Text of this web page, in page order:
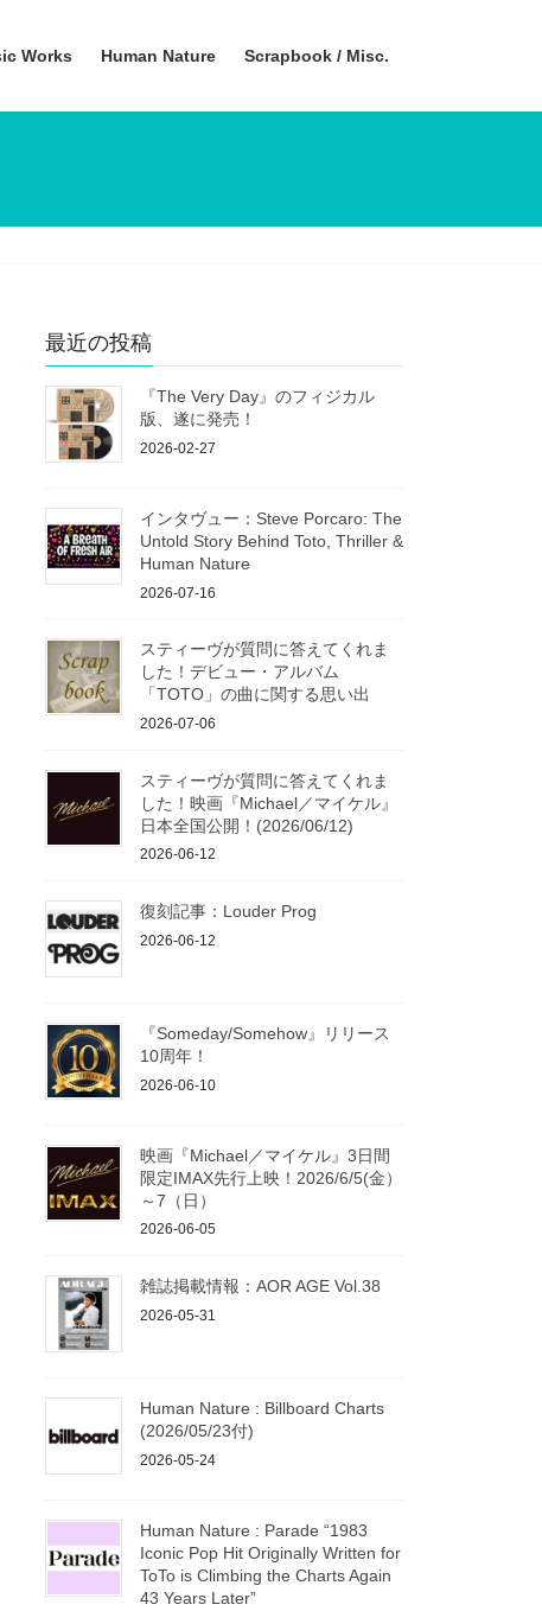
Works Human Nature Scrapbook / Misc.
最近の投稿
『The Very Day』のフィジカル
版、遂に発売！
2026-02-27
インタヴュー：Steve Porcaro: The
Untold Story Behind Toto, Thriller &
Human Nature
2026-07-16
スティーヴが質問に答えてくれま
した！デビュー・アルバム
「TOTO」の曲に関する思い出
2026-07-06
スティーヴが質問に答えてくれま
した！映画『Michael／マイケル』
日本全国公開！(2026/06/12)
2026-06-12
復刻記事：Louder Prog
2026-06-12
『Someday/Somehow』リリース
10周年！
2026-06-10
映画『Michael／マイケル』3日間
限定IMAX先行上映！2026/6/5(金）
～7（日）
2026-06-05
雑誌掲載情報：AOR AGE Vol.38
2026-05-31
Human Nature : Billboard Charts
(2026/05/23付)
2026-05-24
Human Nature : Parade “1983
Iconic Pop Hit Originally Written for
ToTo is Climbing the Charts Again
43 Years Later”